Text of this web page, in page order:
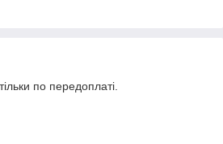
по передоплаті.